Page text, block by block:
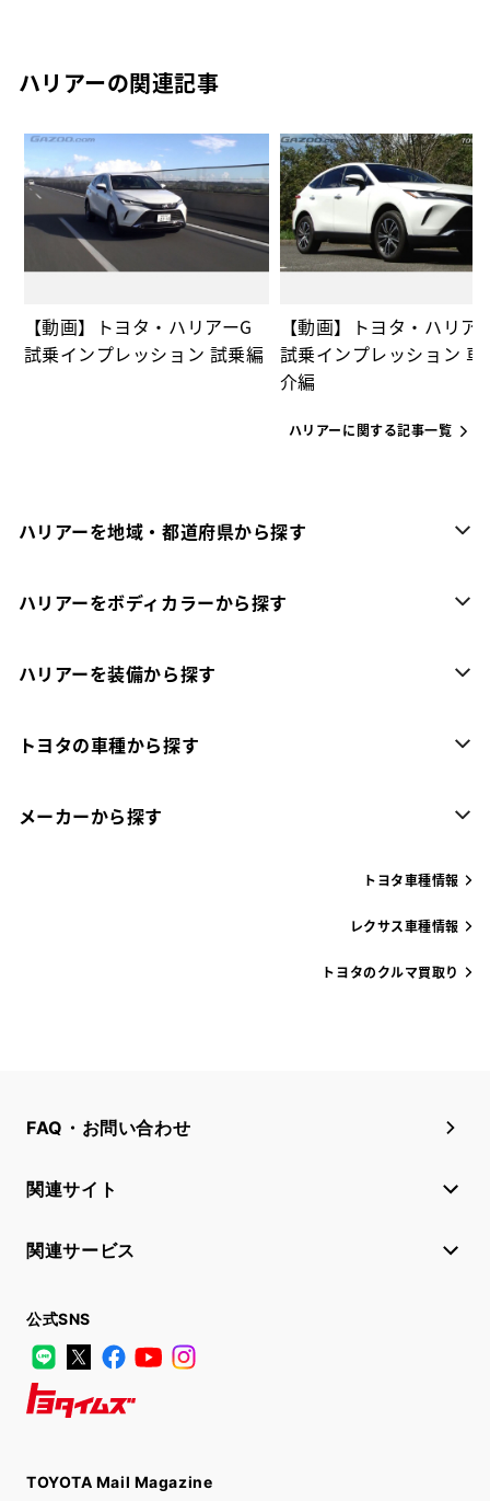
ハリアーの関連記事
【動画】トヨタ・ハリアーG
試乗インプレッション 試乗編
【動画】トヨタ・ハリア
試乗インプレッション 車
介編
ハリアーに関する記事一覧
ハリアーを地域・都道府県から探す
ハリアーをボディカラーから探す
ハリアーを装備から探す
トヨタの車種から探す
メーカーから探す
トヨタ車種情報
レクサス車種情報
トヨタのクルマ買取り
FAQ・お問い合わせ
関連サイト
関連サービス
公式SNS
LINE
X FacebookYouTube
TOYOTA Mail Magazine